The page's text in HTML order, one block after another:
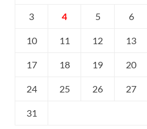
3 4 5 6
10 11 12 13
17 18 19 20
24 25 26 27
31